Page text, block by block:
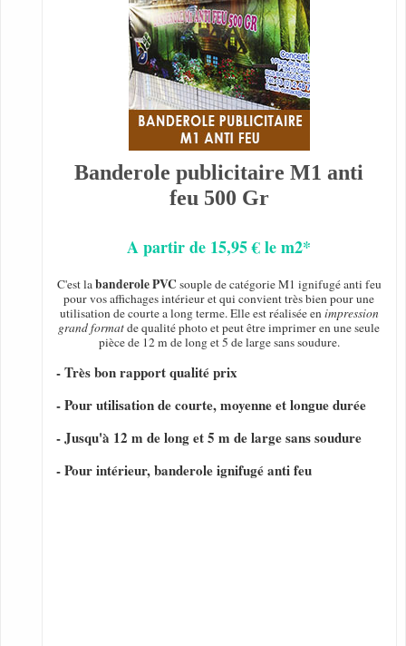
Banderole publicitaire M1 anti
feu 500 Gr
A partir de 15,95 € le m2*
C'est labanderole PVC souple de catégorie M1 ignifugé anti feu
pour vos affichages intérieur et qui convient très bien pour une
utilisation de courte a long terme. Elle est réalisée enimpression
grand formatde qualité photo et peut être imprimer en une seule
pièce de 12 m de long et 5 de large sans soudure.
- Très bon rapport qualité prix
- Pour utilisation de courte, moyenne et longue durée
- Jusqu'à 12 m de long et 5 m de large sans soudure
- Pour intérieur, banderole ignifugé anti feu